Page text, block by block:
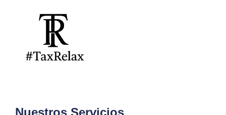
Nuestros Servicios